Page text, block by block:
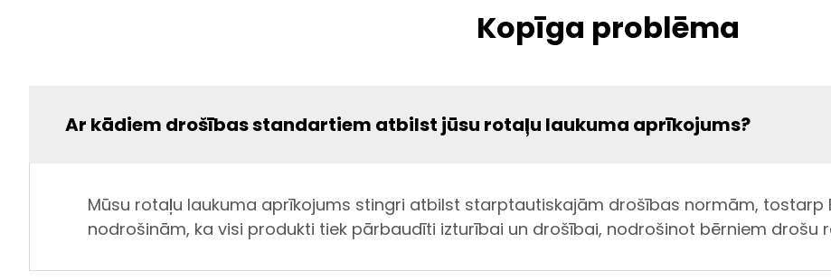
Kopīga problēma
Ar kādiem drošības standartiem atbilst jūsu rotaļu laukuma aprīkojums?
Mūsu rotaļu laukuma aprīkojums stingri atbilst starptautiskajām drošības normām, tostarp EN
nodrošinām, ka visi produkti tiek pārbaudīti izturībai un drošībai, nodrošinot bērniem drošu